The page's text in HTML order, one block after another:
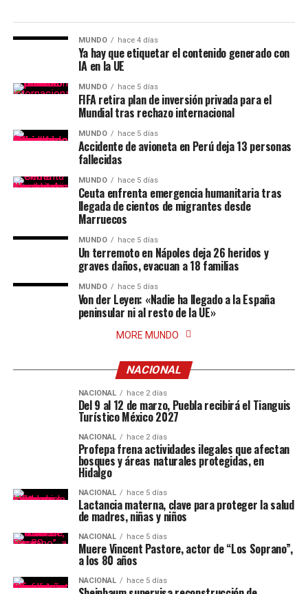
MUNDO hace 4 días
Ya hay que etiquetar el contenido generado con
IA en la UE
MUNDO hace 5 días
FIFA retira plan de inversión privada para el
Mundial tras rechazo internacional
MUNDO hace 5 días
Accidente de avioneta en Perú deja 13 personas
fallecidas
MUNDO hace 5 días
Ceuta enfrenta emergencia humanitaria tras
llegada de cientos de migrantes desde
Marruecos
MUNDO hace 5 días
Un terremoto en Nápoles deja 26 heridos y
graves daños, evacuan a 18 familias
MUNDO hace 5 días
Von der Leyen: «Nadie ha llegado a la España
peninsular ni al resto de la UE»
MORE MUNDO
NACIONAL
NACIONAL hace 2 días
Del 9 al 12 de marzo, Puebla recibirá el Tianguis
Turístico México 2027
NACIONAL hace 2 días
Profepa frena actividades ilegales que afectan
bosques y áreas naturales protegidas, en
Hidalgo
NACIONAL hace 5 días
Lactancia materna, clave para proteger la salud
de madres, niñas y niños
NACIONAL hace 5 días
Muere Vincent Pastore, actor de “Los Soprano”,
a los 80 años
NACIONAL hace 5 días